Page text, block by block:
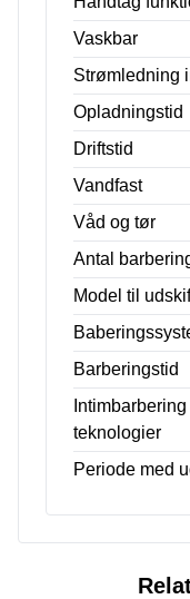
Vaskbar
Strømledning
Opladningstid
Driftstid
Vandfast
Våd og tør
Antal
Model til
Barberingstid
teknologier
Periode med